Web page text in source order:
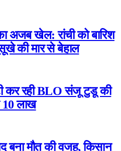
अजब खेल: रांची को बारिश
की मार से बेहाल
कर रही BLO संजू टुडू की
10 लाख
बना मौत की वजह, किसान